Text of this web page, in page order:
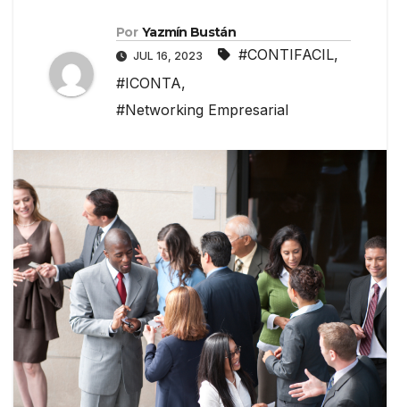
Por Yazmín Bustán
JUL 16, 2023 #CONTIFACIL,
#ICONTA,
#Networking Empresarial